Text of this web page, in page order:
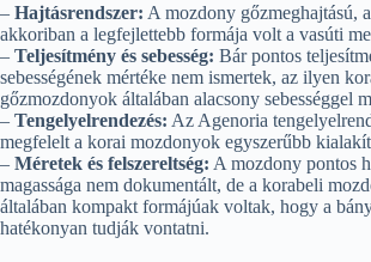
– Hajtásrendszer: A mozdony gőzmeghajtású,
akkoriban a legfejlettebb formája volt a vasúti
– Teljesítmény és sebesség: Bár pontos
sebességének mértéke nem ismertek, az ilyen
gőzmozdonyok általában alacsony sebességgel
– Tengelyelrendezés: Az Agenoria
megfelelt a korai mozdonyok egyszerűbb
– Méretek és felszereltség: A mozdony pontos
magassága nem dokumentált, de a korabeli
általában kompakt formájúak voltak, hogy a
hatékonyan tudják vontatni.